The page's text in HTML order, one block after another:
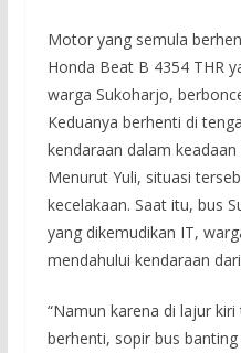
Motor yang semula
Honda Beat B 4354 THR
warga Sukoharjo,
Keduanya berhenti di
kendaraan dalam keadaan
Menurut Yuli, situasi
kecelakaan. Saat itu, bus
yang dikemudikan IT,
mendahului kendaraan
“Namun karena di lajur
berhenti, sopir bus